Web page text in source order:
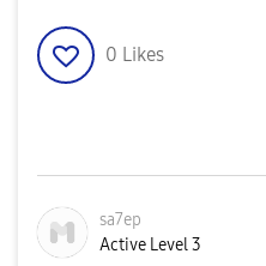
0 Likes
sa7ep
Active Level 3